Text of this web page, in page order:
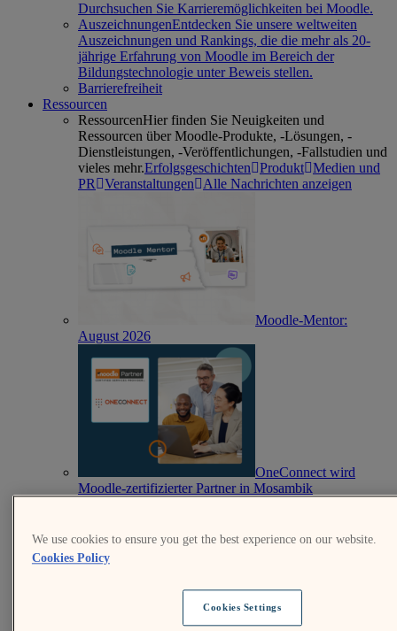
Durchsuchen Sie Karrieremöglichkeiten bei Moodle.
AuszeichnungenEntdecken Sie unsere weltweiten
Auszeichnungen und Rankings, die die mehr als 20-
jährige Erfahrung von Moodle im Bereich der
Bildungstechnologie unter Beweis stellen.
Barrierefreiheit
Ressourcen
RessourcenHier finden Sie Neuigkeiten und
Ressourcen über Moodle-Produkte, -Lösungen, -
Dienstleistungen, -Veröffentlichungen, -Fallstudien und
vieles mehr.Erfolgsgeschichten Produkt Medien und
PR
Veranstaltungen Alle Nachrichten anzeigen
Moodle-Mentor:
August 2026
OneConnect wird
Moodle-zertifizierter Partner in Mosambik
Aufbau eines
We use cookies to ensure you get the best experience on our website.
Cookies Policy
Cookies Settings